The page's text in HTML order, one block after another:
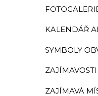
KALENDÁŘ
SYMBOLY
ZAJÍMAVOSTI
ZAJÍMAVÁ